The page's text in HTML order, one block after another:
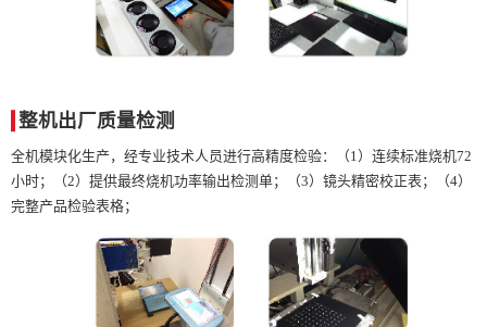
整机出厂质量检测
全机模块化生产，经专业技术人员进行高精度检验：（1）连续标准烧机72
小时；（2）提供最终烧机功率输出检测单；（3）镜头精密校正表；（4）
完整产品检验表格；